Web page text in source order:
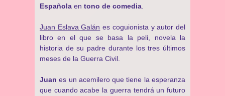
Española en tono de comedia
Juan Eslava Galán es coguionista y autor del
libro en el que se basa la peli, novela la
historia de su padre durante los tres últimos
meses de la Guerra Civil.
Juan es un acemilero que tiene la esperanza
que cuando acabe la guerra tendrá un futuro